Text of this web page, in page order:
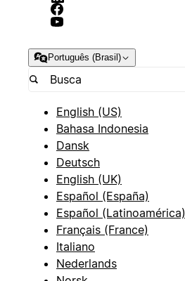
Português (Brasil)
English (US)
Bahasa Indonesia
Dansk
Deutsch
English (UK)
Español (España)
Español (Latinoamérica)
Français (France)
Italiano
Nederlands